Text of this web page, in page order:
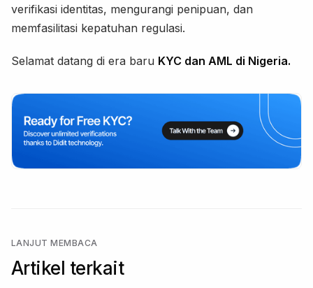
verifikasi identitas, mengurangi penipuan, dan
memfasilitasi kepatuhan regulasi.
Selamat datang di era baru KYC dan AML di Nigeria.
LANJUT MEMBACA
Artikel terkait